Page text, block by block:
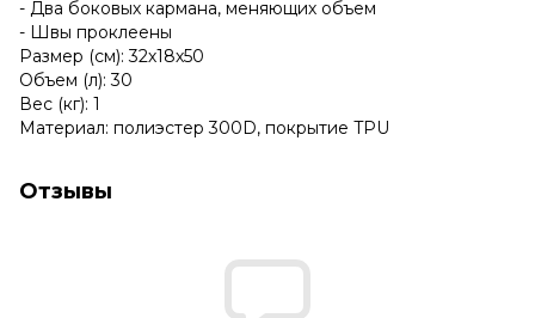
- Два боковых кармана, меняющих объем
- Швы проклеены
Размер (см): 32х18х50
Объем (л): 30
Вес (кг): 1
Материал: полиэстер 300D, покрытие TPU
Отзывы